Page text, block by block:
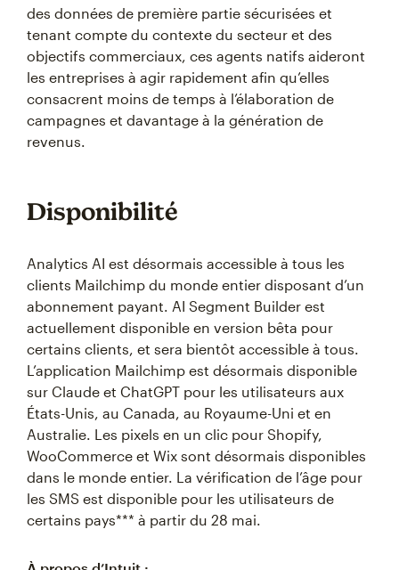
des données de première partie sécurisées et
tenant compte du contexte du secteur et des
objectifs commerciaux, ces agents natifs aideront
les entreprises à agir rapidement afin qu’elles
consacrent moins de temps à l’élaboration de
campagnes et davantage à la génération de
revenus.
Disponibilité
Analytics AI est désormais accessible à tous les
clients Mailchimp du monde entier disposant d’un
abonnement payant. AI Segment Builder est
actuellement disponible en version bêta pour
certains clients, et sera bientôt accessible à tous.
L’application Mailchimp est désormais disponible
sur Claude et ChatGPT pour les utilisateurs aux
États-Unis, au Canada, au Royaume-Uni et en
Australie. Les pixels en un clic pour Shopify,
WooCommerce et Wix sont désormais disponibles
dans le monde entier. La vérification de l’âge pour
les SMS est disponible pour les utilisateurs de
certains pays*** à partir du 28 mai.